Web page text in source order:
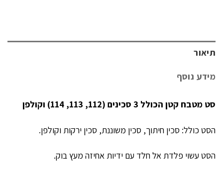
תיאור
מידע נוסף
סט מטבח קטן הכולל 3 סכינים (112, 113, 114) וקולפן
הסט כולל: סכין חיתוך, סכין משוננת, סכין ירקות וקולפן.
הסט עשוי פלדת אל חלד עם ידיות אחיזה מעץ בוק.